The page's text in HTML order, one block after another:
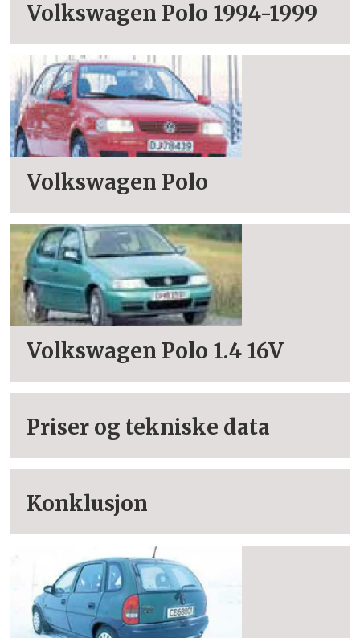
Volkswagen Polo 1994-1999
Volkswagen Polo
Volkswagen Polo 1.4 16V
Priser og tekniske data
Konklusjon